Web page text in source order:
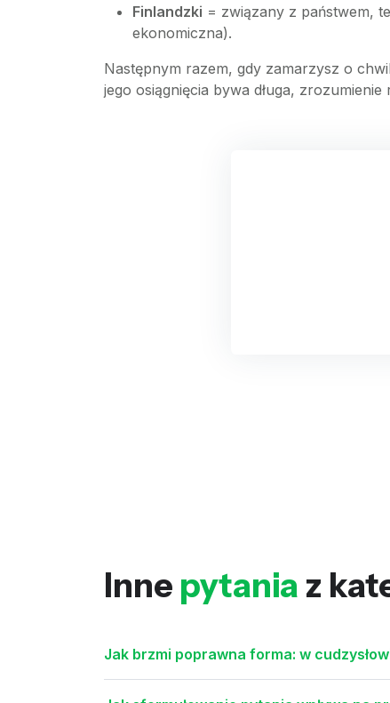
Finlandzki = związany z państwem,
ekonomiczna).
Następnym razem, gdy zamarzysz o
jego osiągnięcia bywa długa,
Inne pytania z
Jak brzmi poprawna forma: w